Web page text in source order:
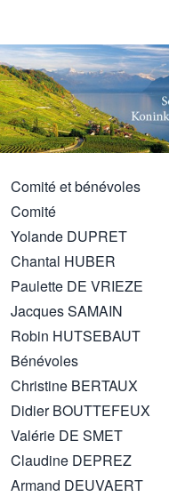
Comité et bénévoles
Comité
Yolande DUPRET
Chantal HUBER
Paulette DE VRIEZE
Jacques SAMAIN
Robin HUTSEBAUT
Bénévoles
Christine BERTAUX
Didier BOUTTEFEUX
Valérie DE SMET
Claudine DEPREZ
Armand DEUVAERT